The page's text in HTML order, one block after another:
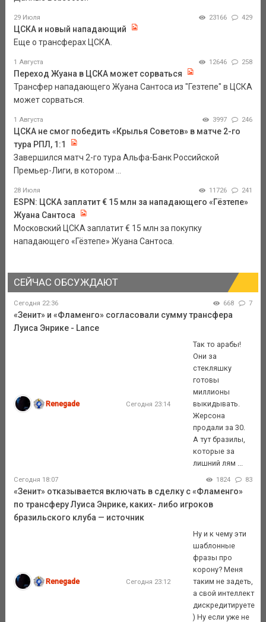
29 Июля 23166 429
ЦСКА и новый нападающий
Еще о трансферах ЦСКА.
1 Августа 12646 258
Переход Жуана в ЦСКА может сорваться
Трансфер нападающего Жуана Сантоса из "Гезтепе" в ЦСКА
может сорваться.
1 Августа 3997 246
ЦСКА не смог победить «Крылья Советов» в матче 2-го
тура РПЛ, 1:1
Завершился матч 2-го тура Альфа-Банк Российской
Премьер-Лиги, в котором ...
28 Июля 11726 241
ESPN: ЦСКА заплатит € 15 млн за нападающего «Гёзтепе»
Жуана Сантоса
Московский ЦСКА заплатит € 15 млн за покупку
нападающего «Гёзтепе» Жуана Сантоса.
СЕЙЧАС ОБСУЖДАЮТ
Сегодня 22:36 668 7
«Зенит» и «Фламенго» согласовали сумму трансфера
Луиса Энрике - Lance
Renegade Сегодня 23:14
Так то арабы!
Они за
стекляшку
готовы
миллионы
выкидывать.
Жерсона
продали за 30.
А тут бразилы,
которые за
лишний лям ...
Сегодня 18:07 1824 83
«Зенит» отказывается включать в сделку с «Фламенго»
по трансферу Луиса Энрике, каких- либо игроков
бразильского клуба — источник
Renegade Сегодня 23:12
Ну и к чему эти
шаблонные
фразы про
корону? Меня
таким не задеть,
а свой интеллект
дискредитируете
) Ну если уже не